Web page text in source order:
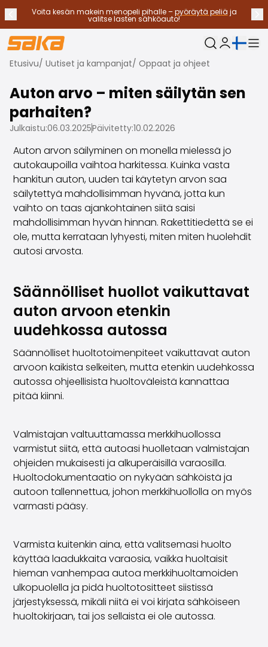
Edellinen ilmoitus
Voita kesän makein menopeli pihalle –pyöräytä peliä ja
valitse lasten sähköauto!
Lopeta ilmoitukset
✕
Oma Saka
Nykyinen
Vaihtoautot
Katso kaikki vaihtoautot
Sähköautot
Hybridiautot
Dieselautot
Kaasuautot
Ota yhteyttä
Usein kysytyt kysymykset
Autotyypit
Maasturit ja katumaasturit
Nelivedot
Premium-autot
Farmariautot
Kaupunkiautot
Vetoautot
Pakettiautot
Huutokauppa-autot
Edulliset autot
Saka Select
Automerkit
BMW
Kia
Mercedes-Benz
Polestar
Skoda
Tesla
Toyota
Volvo
Kaikki automerkit
Myy autosi
Myy autosi
Myy yrityksen auto
Artikkeleita auton myyntiin liittyen
Etusivu/ Uutiset ja kampanjat/ Oppaat ja ohjeet
Auton arvo – miten säilytän sen
parhaiten?
Julkaistu:06.03.2025Päivitetty:10.02.2026
Auton arvon säilyminen on monella mielessä jo
autokaupoilla vaihtoa harkitessa. Kuinka vasta
hankitun auton, uuden tai käytetyn arvon saa
säilytettyä mahdollisimman hyvänä, jotta kun
vaihto on taas ajankohtainen siitä saisi
mahdollisimman hyvän hinnan. Rakettitiedettä se ei
ole, mutta kerrataan lyhyesti, miten miten huolehdit
autosi arvosta.
Säännölliset huollot vaikuttavat
auton arvoon etenkin
uudehkossa autossa
Säännölliset huoltotoimenpiteet vaikuttavat auton
arvoon kaikista selkeiten, mutta etenkin uudehkossa
autossa ohjeellisista huoltoväleistä kannattaa
pitää kiinni.
Valmistajan valtuuttamassa merkkihuollossa
varmistut siitä, että autoasi huolletaan valmistajan
ohjeiden mukaisesti ja alkuperäisillä varaosilla.
Huoltodokumentaatio on nykyään sähköistä ja
autoon tallennettua, johon merkkihuollolla on myös
varmasti pääsy.
Varmista kuitenkin aina, että valitsemasi huolto
käyttää laadukkaita varaosia, vaikka huoltaisit
hieman vanhempaa autoa merkkihuoltamoiden
ulkopuolella ja pidä huoltotositteet siistissä
järjestyksessä, mikäli niitä ei voi kirjata sähköiseen
huoltokirjaan, tai jos sellaista ei ole autossa.